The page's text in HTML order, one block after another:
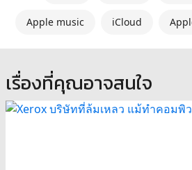
Apple music iCloud
เรื่องที่คุณอาจสนใจ